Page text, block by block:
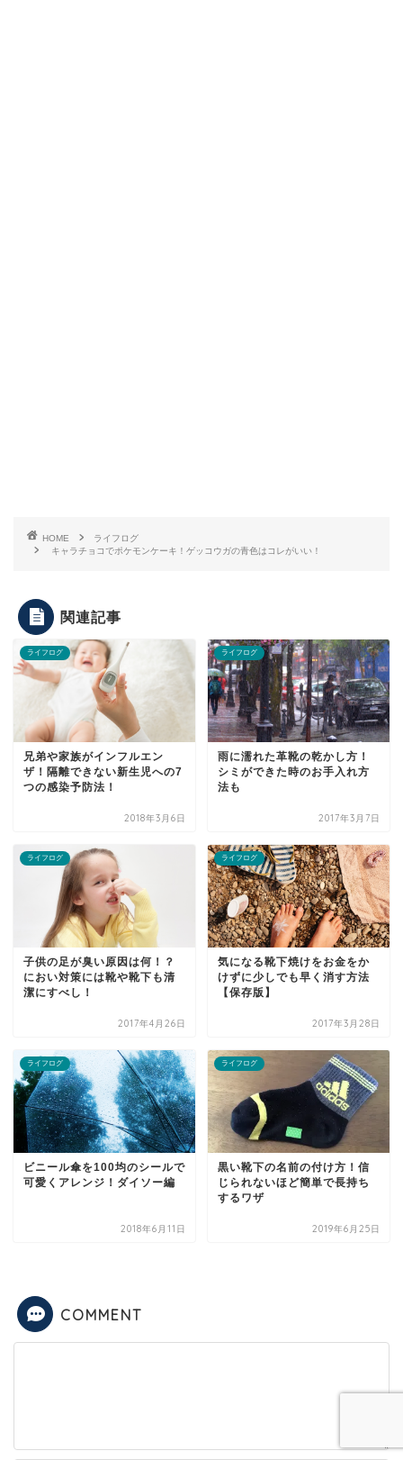
HOME
ライフログ
キャラチョコでポケモンケーキ！ゲッコウガの青色はコレがいい！
関連記事
ライフログ
兄弟や家族がインフルエン
ザ！隔離できない新生児への7
つの感染予防法！
2018年3月6日
ライフログ
雨に濡れた革靴の乾かし方！
シミができた時のお手入れ方
法も
2017年3月7日
ライフログ
子供の足が臭い原因は何！？
におい対策には靴や靴下も清
潔にすべし！
2017年4月26日
ライフログ
気になる靴下焼けをお金をか
けずに少しでも早く消す方法
【保存版】
2017年3月28日
ライフログ
ビニール傘を100均のシールで
可愛くアレンジ！ダイソー編
2018年6月11日
ライフログ
黒い靴下の名前の付け方！信
じられないほど簡単で長持ち
するワザ
2019年6月25日
COMMENT